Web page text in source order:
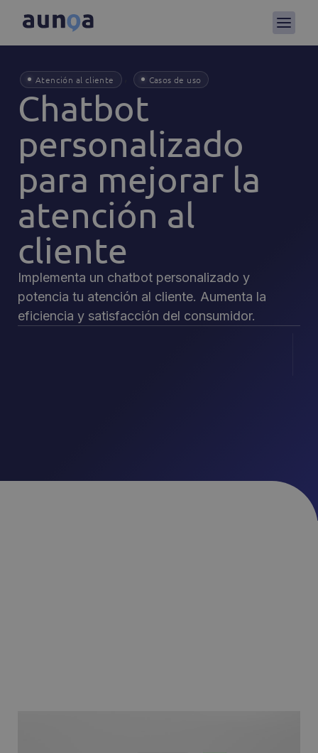
Atención al cliente Casos de uso
Chatbot
personalizado
para mejorar la
atención al
cliente
Implementa un chatbot personalizado y
potencia tu atención al cliente. Aumenta la
eficiencia y satisfacción del consumidor.